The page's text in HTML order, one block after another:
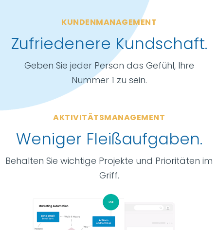
KUNDENMANAGEMENT
Zufriedenere Kundschaft.
Geben Sie jeder Person das Gefühl, Ihre
Nummer 1 zu sein.
AKTIVITÄTSMANAGEMENT
Weniger Fleißaufgaben.
Behalten Sie wichtige Projekte und Prioritäten im
Griff.